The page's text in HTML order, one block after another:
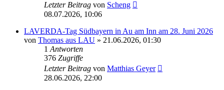
Letzter Beitrag von Scheng
08.07.2026, 10:06
LAVERDA-Tag Südbayern in Au am Inn am 28. Juni 2026
von Thomas aus LAU » 21.06.2026, 01:30
1 Antworten
376 Zugriffe
Letzter Beitrag von Matthias Geyer
28.06.2026, 22:00